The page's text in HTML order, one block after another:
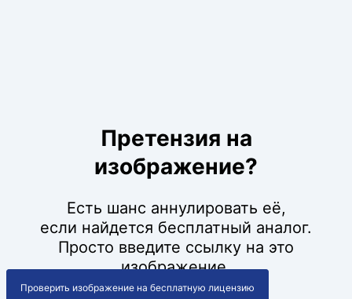
Претензия на
изображение?
Есть шанс аннулировать её,
если найдется бесплатный аналог.
Просто введите ссылку на это
изображение.
Проверить изображение на бесплатную лицензию